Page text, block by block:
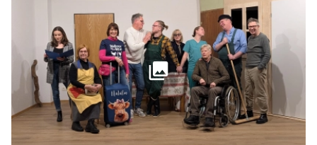
Publikum darf sich auf eine abwechslungsreiche
Spielzeit freuen.